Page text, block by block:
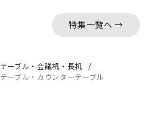
特集一覧へ →
ーブル・会議机・長机
ーブル・カウンターテーブル